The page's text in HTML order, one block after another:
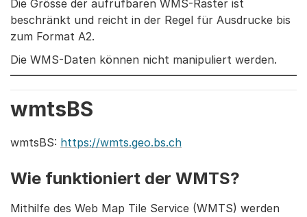
Die Grösse der aufrufbaren WMS-Raster ist
beschränkt und reicht in der Regel für Ausdrucke bis
zum Format A2.
Die WMS-Daten können nicht manipuliert werden.
wmtsBS
wmtsBS: https://wmts.geo.bs.ch
Wie funktioniert der WMTS?
Mithilfe des Web Map Tile Service (WMTS) werden